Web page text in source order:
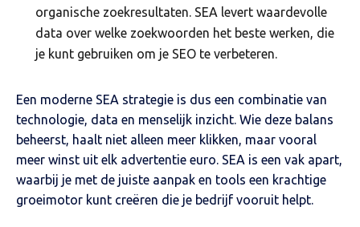
organische zoekresultaten. SEA levert waardevolle
data over welke zoekwoorden het beste werken, die
je kunt gebruiken om je SEO te verbeteren.
Een moderne SEA strategie is dus een combinatie van
technologie, data en menselijk inzicht. Wie deze balans
beheerst, haalt niet alleen meer klikken, maar vooral
meer winst uit elk advertentie euro. SEA is een vak apart,
waarbij je met de juiste aanpak en tools een krachtige
groeimotor kunt creëren die je bedrijf vooruit helpt.